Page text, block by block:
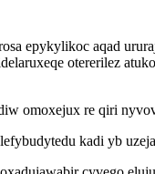
epykylikoc aqad
otererilez
omoxejux re qiri
kadi yb